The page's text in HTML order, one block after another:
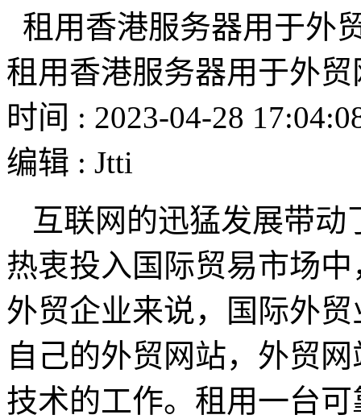
租用香港服务器用于外
租用香港服务器用于外
时间 : 2023-04-28
编辑 : Jtti
互联网的迅猛发展带
热衷投入国际贸易市场
外贸企业来说，国际外
自己的外贸网站，外贸
技术的工作。租用一台